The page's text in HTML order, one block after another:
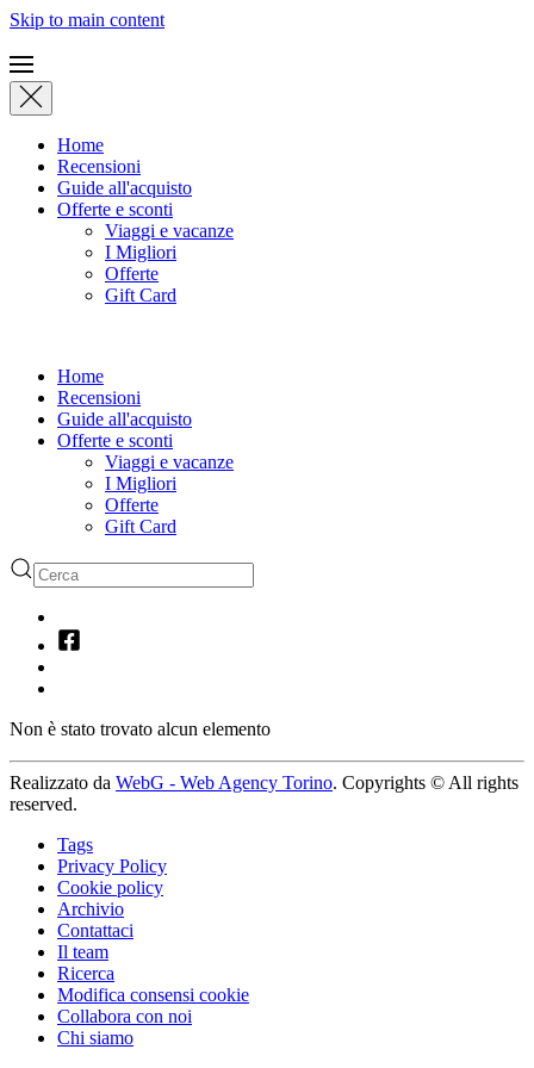
Skip to main content
Home
Recensioni
Guide all'acquisto
Offerte e sconti
Viaggi e vacanze
I Migliori
Offerte
Gift Card
Home
Recensioni
Guide all'acquisto
Offerte e sconti
Viaggi e vacanze
I Migliori
Offerte
Gift Card
Non è stato trovato alcun elemento
Realizzato da WebG - Web Agency Torino. Copyrights © All rights
reserved.
Tags
Privacy Policy
Cookie policy
Archivio
Contattaci
Il team
Ricerca
Modifica consensi cookie
Collabora con noi
Chi siamo